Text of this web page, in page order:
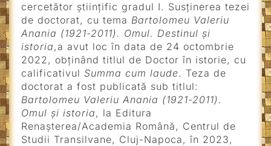
cercetător științific gradul I. Susținerea tezei
de doctorat, cu tema Bartolomeu Valeriu
Anania (1921-2011). Omul. Destinul și
istoria,a avut loc în data de 24 octombrie
2022, obținând titlul de Doctor în istorie, cu
calificativul Summa cum laude. Teza de
doctorat a fost publicată sub titlul:
Bartolomeu Valeriu Anania (1921-2011).
Omul și istoria, la Editura
Renașterea/Academia Română, Centrul de
Studii Transilvane, Cluj-Napoca, în 2023,